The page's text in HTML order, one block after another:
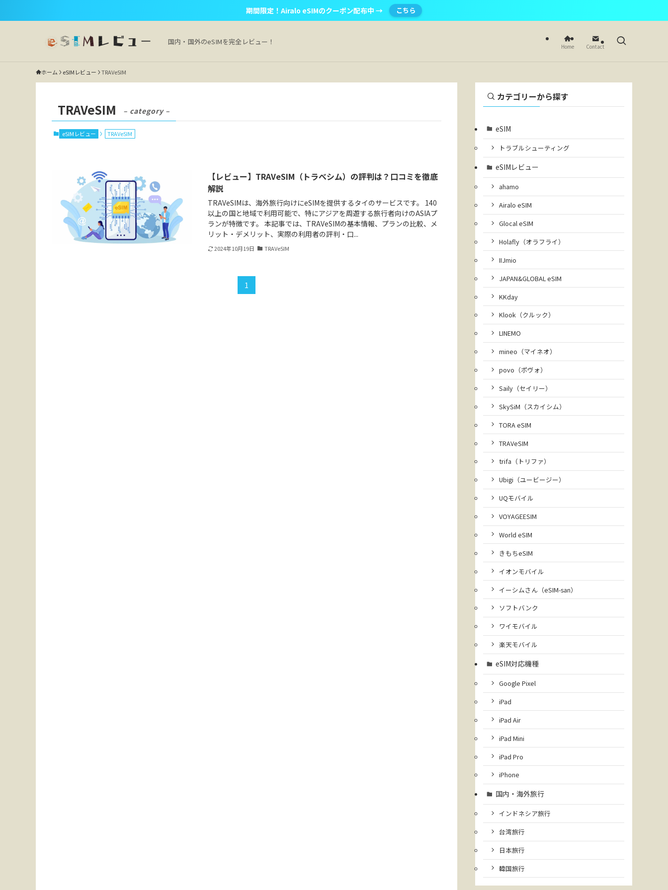
期間限定！Airalo eSIMのクーポン配布中 → こちら
国内・国外のeSIMを完全レビュー！
Home Contact
ホーム eSIMレビュー TRAVeSIM
TRAVeSIM – category –
eSIMレビュー TRAVeSIM
【レビュー】TRAVeSIM（トラべシム）の評判は？口コミを徹底
解説
TRAVeSIMは、海外旅行向けにeSIMを提供するタイのサービスです。 140
以上の国と地域で利用可能で、特にアジアを周遊する旅行者向けのASIAプ
ランが特徴です。 本記事では、TRAVeSIMの基本情報、プランの比較、メ
リット・デメリット、実際の利用者の評判・口...
2024年10月19日 TRAVeSIM
1
カテゴリーから探す
eSIM
トラブルシューティング
eSIMレビュー
ahamo
Airalo eSIM
Glocal eSIM
Holafly（オラフライ）
IIJmio
JAPAN&GLOBAL eSIM
KKday
Klook（クルック）
LINEMO
mineo（マイネオ）
povo（ポヴォ）
Saily（セイリー）
SkySiM（スカイシム）
TORA eSIM
TRAVeSIM
trifa（トリファ）
Ubigi（ユービージー）
UQモバイル
VOYAGEESIM
World eSIM
きもちeSIM
イオンモバイル
イーシムさん（eSIM-san）
ソフトバンク
ワイモバイル
楽天モバイル
eSIM対応機種
Google Pixel
iPad
iPad Air
iPad Mini
iPad Pro
iPhone
国内・海外旅行
インドネシア旅行
台湾旅行
日本旅行
韓国旅行